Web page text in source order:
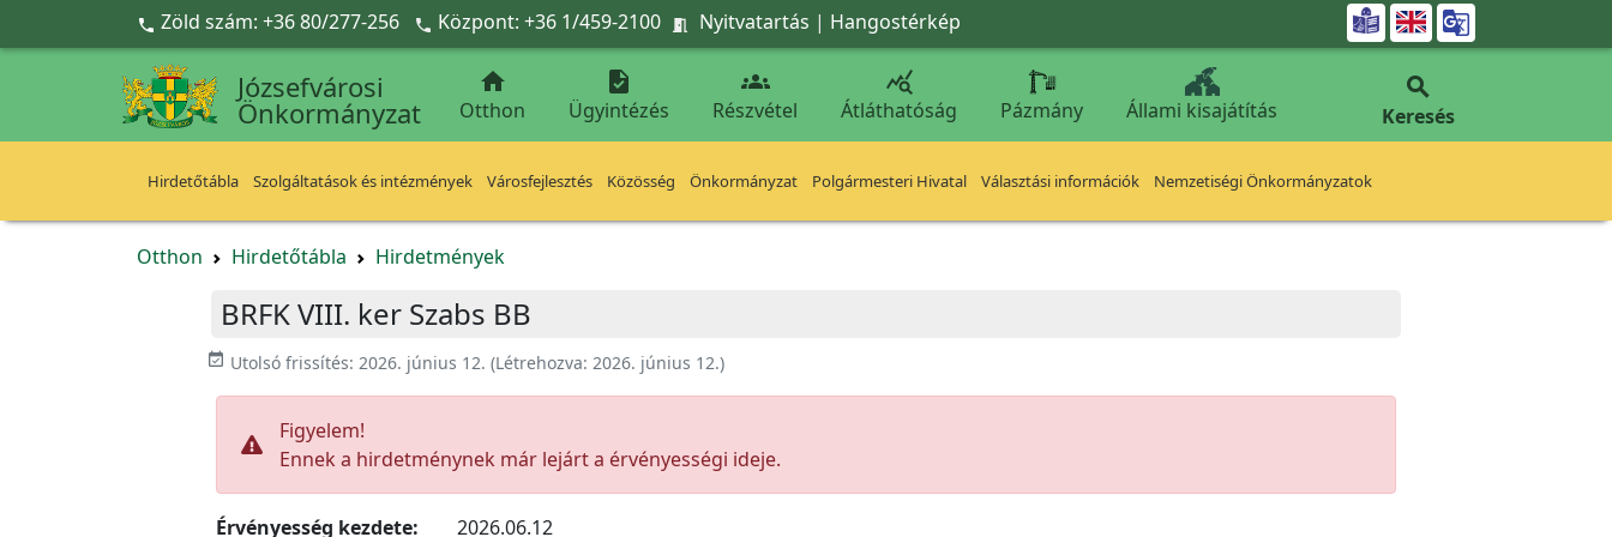
Ugrás a fő tartalomra
 Zöld szám: +36 80/277-256  Központ: +36 1/459-2100  Nyitvatartás | Hangostérkép 
Józsefvárosi
Önkormányzat

Otthon

Ügyintézés

Részvétel

Átláthatóság Pázmány Állami kisajátítás

Keresés
Hirdetőtábla Szolgáltatások és intézmények Városfejlesztés Közösség Önkormányzat Polgármesteri Hivatal Választási információk Nemzetiségi Önkormányzatok
Otthon Hirdetőtábla Hirdetmények
BRFK VIII. ker Szabs BB
event_available Utolsó frissítés: 2026. június 12. (Létrehozva: 2026. június 12.)
Figyelem!
Ennek a hirdetménynek már lejárt a érvényességi ideje.
Érvényesség kezdete:
2026.06.12